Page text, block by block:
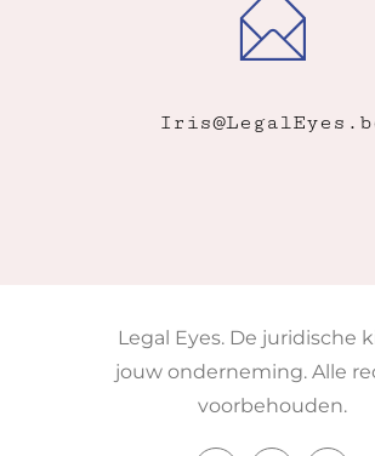
Legal Eyes. De juridische
jouw onderneming. Alle
voorbehouden.